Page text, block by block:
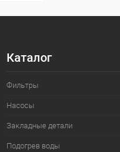
Каталог
Фильтры
Насосы
Закладные детали
Подогрев воды